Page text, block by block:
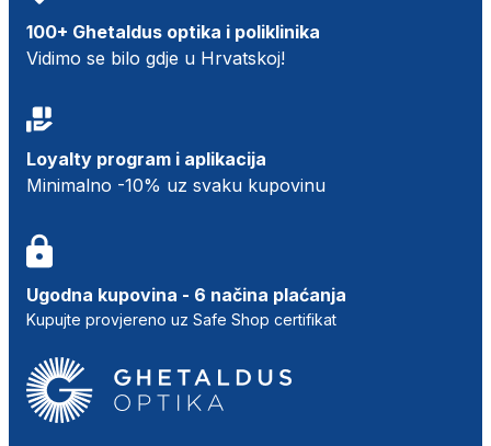
100+ Ghetaldus optika i poliklinika
Vidimo se bilo gdje u Hrvatskoj!
Loyalty program i aplikacija
Minimalno -10% uz svaku kupovinu
Ugodna kupovina - 6 načina plaćanja
Kupujte provjereno uz Safe Shop certifikat